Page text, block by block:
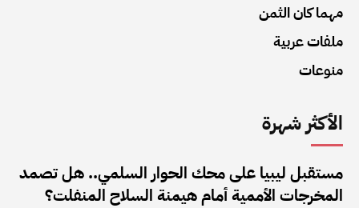
مهما كان الثمن
ملفات عربية
منوعات
الأكثر شهرة
مستقبل ليبيا على محك الحوار السلمي.. هل تصمد
المخرجات الأممية أمام هيمنة السلاح المنفلت؟